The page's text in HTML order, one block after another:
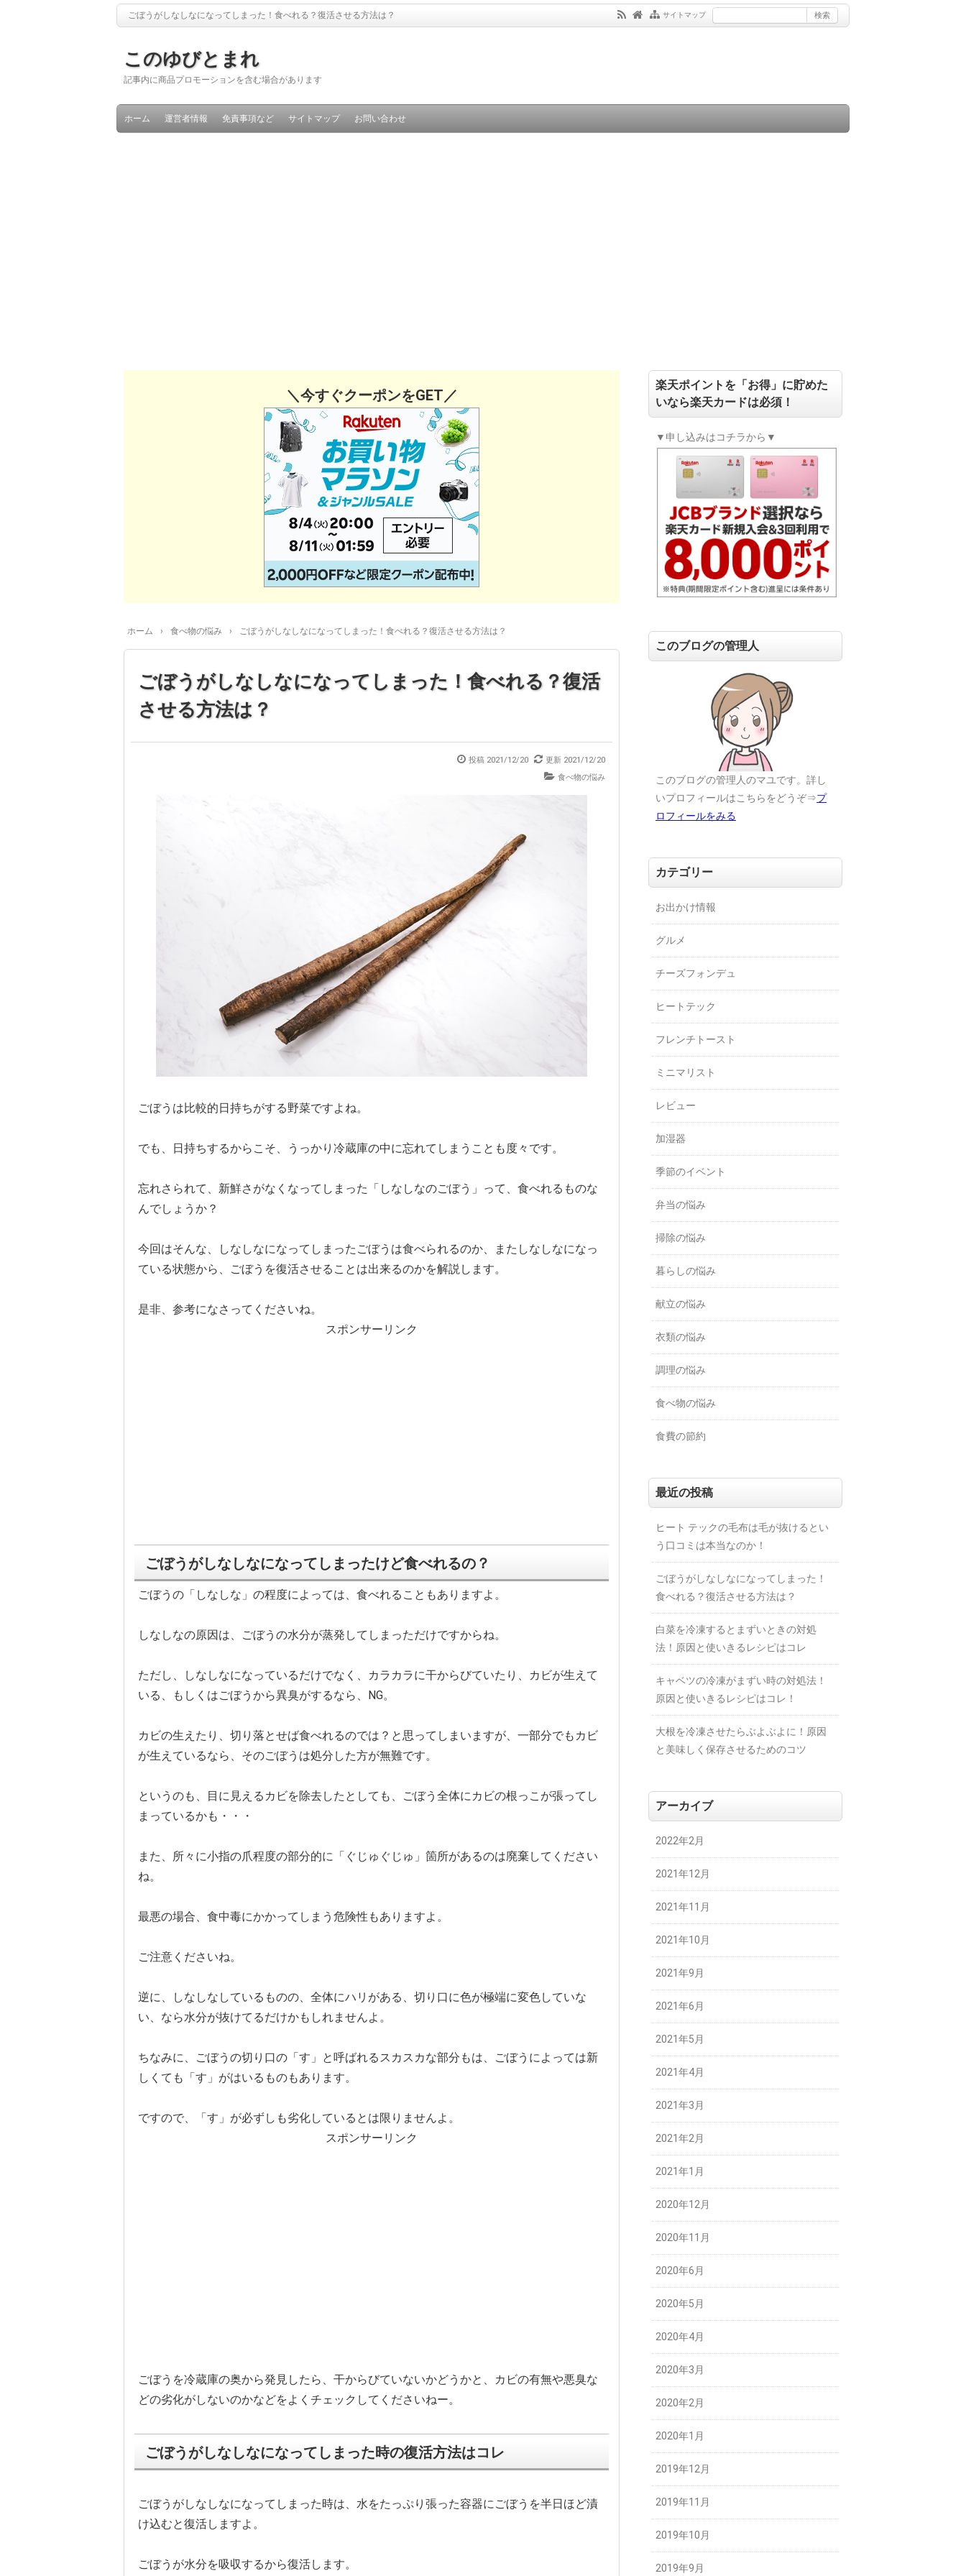
ごぼうがしなしなになってしまった！食べれる？復活させる方法は？ サイトマップ
このゆびとまれ
記事内に商品プロモーションを含む場合があります
ホーム 運営者情報 免責事項など サイトマップ お問い合わせ
＼今すぐクーポンをGET／
ホーム › 食べ物の悩み › ごぼうがしなしなになってしまった！食べれる？復活させる方法は？
ごぼうがしなしなになってしまった！食べれる？復活
させる方法は？
投稿 2021/12/20 更新 2021/12/20
食べ物の悩み
ごぼうは比較的日持ちがする野菜ですよね。
でも、日持ちするからこそ、うっかり冷蔵庫の中に忘れてしまうことも度々です。
忘れさられて、新鮮さがなくなってしまった「しなしなのごぼう」って、食べれるものな
んでしょうか？
今回はそんな、しなしなになってしまったごぼうは食べられるのか、またしなしなになっ
ている状態から、ごぼうを復活させることは出来るのかを解説します。
是非、参考になさってくださいね。
スポンサーリンク
ごぼうがしなしなになってしまったけど食べれるの？
ごぼうの「しなしな」の程度によっては、食べれることもありますよ。
しなしなの原因は、ごぼうの水分が蒸発してしまっただけですからね。
ただし、しなしなになっているだけでなく、カラカラに干からびていたり、カビが生えて
いる、もしくはごぼうから異臭がするなら、NG。
カビの生えたり、切り落とせば食べれるのでは？と思ってしまいますが、一部分でもカビ
が生えているなら、そのごぼうは処分した方が無難です。
というのも、目に見えるカビを除去したとしても、ごぼう全体にカビの根っこが張ってし
まっているかも・・・
また、所々に小指の爪程度の部分的に「ぐじゅぐじゅ」箇所があるのは廃棄してください
ね。
最悪の場合、食中毒にかかってしまう危険性もありますよ。
ご注意くださいね。
逆に、しなしなしているものの、全体にハリがある、切り口に色が極端に変色していな
い、なら水分が抜けてるだけかもしれませんよ。
ちなみに、ごぼうの切り口の「す」と呼ばれるスカスカな部分もは、ごぼうによっては新
しくても「す」がはいるものもあります。
ですので、「す」が必ずしも劣化しているとは限りませんよ。
スポンサーリンク
ごぼうを冷蔵庫の奥から発見したら、干からびていないかどうかと、カビの有無や悪臭な
どの劣化がしないのかなどをよくチェックしてくださいねー。
ごぼうがしなしなになってしまった時の復活方法はコレ
ごぼうがしなしなになってしまった時は、水をたっぷり張った容器にごぼうを半日ほど漬
け込むと復活しますよ。
ごぼうが水分を吸収するから復活します。
楽天ポイントを「お得」に貯めた
いなら楽天カードは必須！
▼申し込みはコチラから▼
このブログの管理人
このブログの管理人のマユです。詳し
いプロフィールはこちらをどうぞ⇒プ
ロフィールをみる
カテゴリー
お出かけ情報
グルメ
チーズフォンデュ
ヒートテック
フレンチトースト
ミニマリスト
レビュー
加湿器
季節のイベント
弁当の悩み
掃除の悩み
暮らしの悩み
献立の悩み
衣類の悩み
調理の悩み
食べ物の悩み
食費の節約
最近の投稿
ヒート テックの毛布は毛が抜けるとい
う口コミは本当なのか！
ごぼうがしなしなになってしまった！
食べれる？復活させる方法は？
白菜を冷凍するとまずいときの対処
法！原因と使いきるレシピはコレ
キャベツの冷凍がまずい時の対処法！
原因と使いきるレシピはコレ！
大根を冷凍させたらぶよぶよに！原因
と美味しく保存させるためのコツ
アーカイブ
2022年2月
2021年12月
2021年11月
2021年10月
2021年9月
2021年6月
2021年5月
2021年4月
2021年3月
2021年2月
2021年1月
2020年12月
2020年11月
2020年6月
2020年5月
2020年4月
2020年3月
2020年2月
2020年1月
2019年12月
2019年11月
2019年10月
2019年9月